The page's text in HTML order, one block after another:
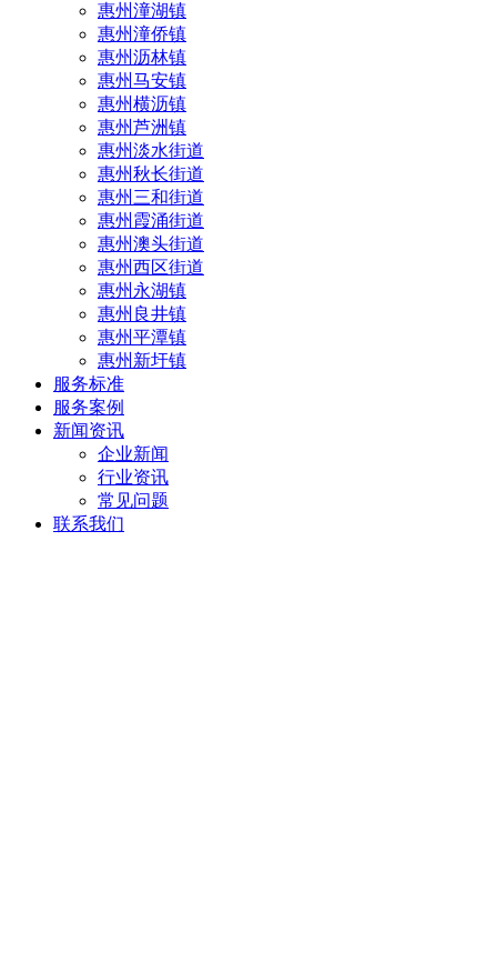
惠州潼湖镇
惠州潼侨镇
惠州沥林镇
惠州马安镇
惠州横沥镇
惠州芦洲镇
惠州淡水街道
惠州秋长街道
惠州三和街道
惠州霞涌街道
惠州澳头街道
惠州西区街道
惠州永湖镇
惠州良井镇
惠州平潭镇
惠州新圩镇
服务标准
服务案例
新闻资讯
企业新闻
行业资讯
常见问题
联系我们